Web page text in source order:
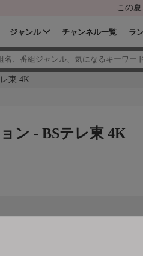
この
ジャンル チャンネル一覧 ラ
東 4K
ン - BSテレ東 4K
ンダー登録